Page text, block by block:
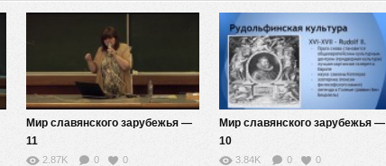
Мир славянского зарубежья —
11
2.87K 0 0
Мир славянского зарубежья —
10
3.84K 0 0